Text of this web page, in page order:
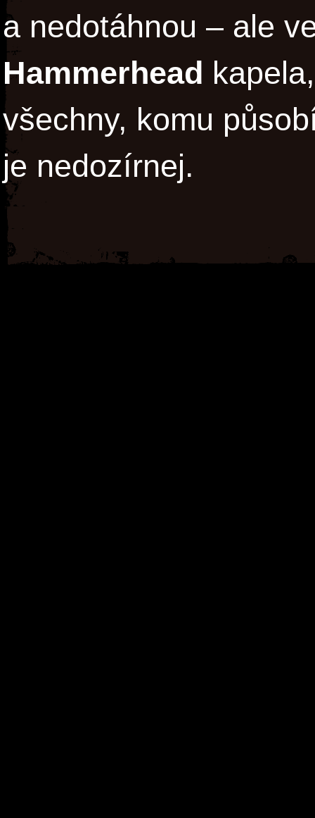
a nedotáhnou – ale
Hammerhead
všechny, komu
je nedozírnej.